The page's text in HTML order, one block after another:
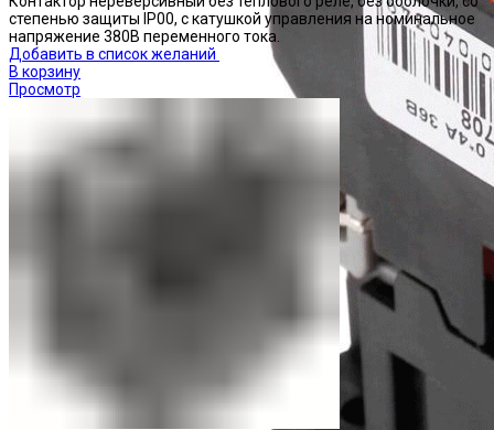
степенью защиты IP00, с катушкой управления на номинальное
напряжение 380В переменного тока.
Добавить в список желаний
В корзину
Просмотр